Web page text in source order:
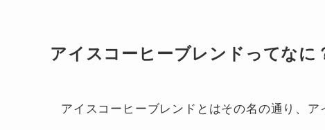
アイスコーヒーブレンドってなに
アイスコーヒーブレンドとはその名の通り、